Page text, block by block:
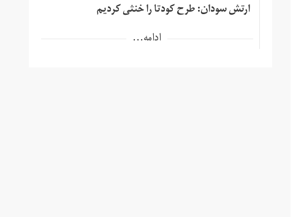
ارتش سودان: طرح کودتا را خنثی کردیم
ادامه...